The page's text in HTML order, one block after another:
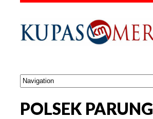
POLSEK PARUNG